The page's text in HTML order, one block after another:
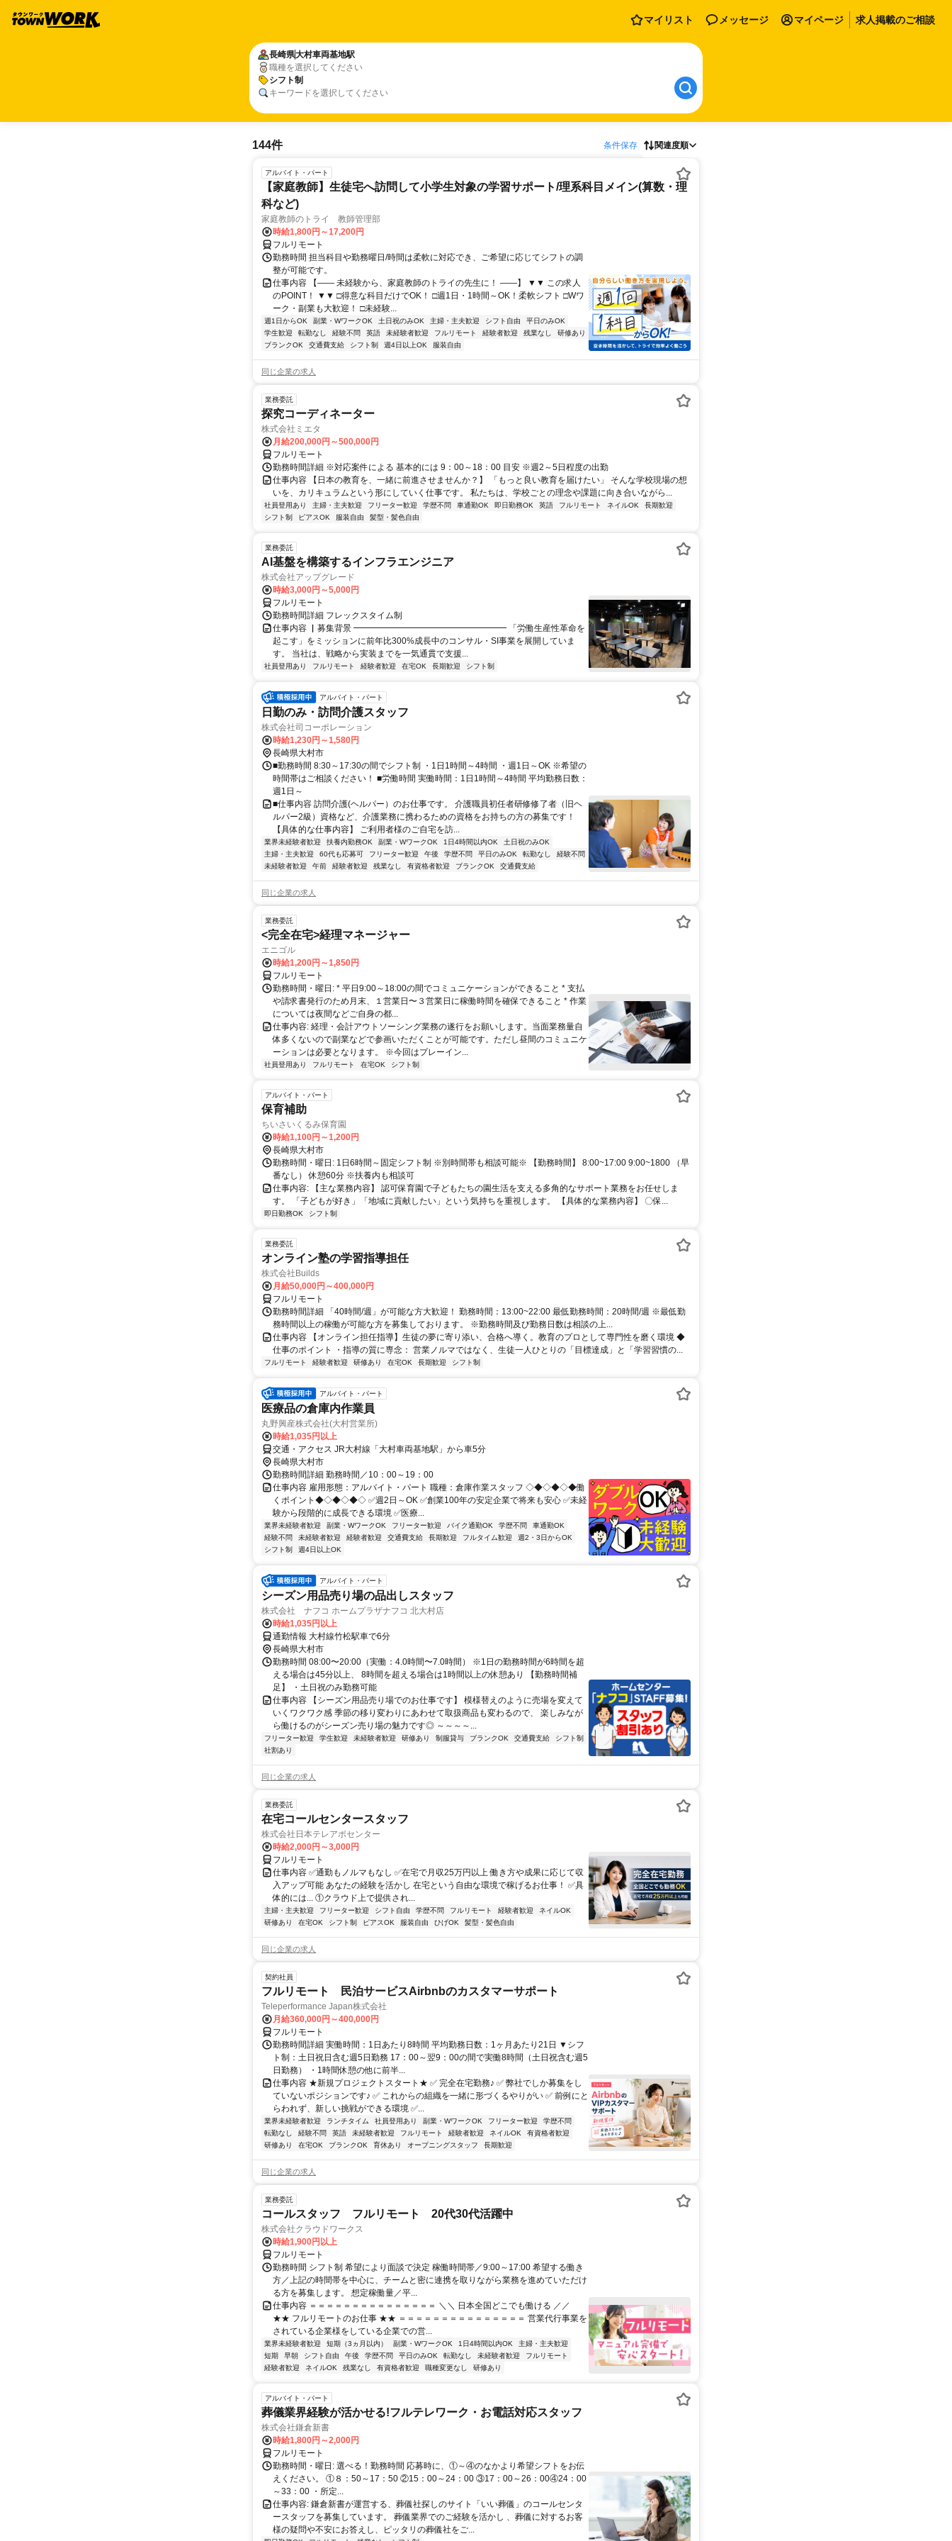
マイリスト メッセージ マイページ 求人掲載のご相談
長崎県大村車両基地駅
職種を選択してください
シフト制
キーワードを選択してください
144件 条件保存 関連度順
アルバイト・パート
【家庭教師】生徒宅へ訪問して小学生対象の学習サポート/理系科目メイン(算数・理
科など)
家庭教師のトライ 教師管理部
時給1,800円～17,200円
フルリモート
勤務時間 担当科目や勤務曜日/時間は柔軟に対応でき、ご希望に応じてシフトの調
整が可能です。
仕事内容 【―― 未経験から、家庭教師のトライの先生に！ ――】 ▼▼ この求人
のPOINT！ ▼▼ □得意な科目だけでOK！ □週1日・1時間～OK！柔軟シフト □Wワ
ーク・副業も大歓迎！ □未経験...
週1日からOK 副業・WワークOK 土日祝のみOK 主婦・主夫歓迎 シフト自由
平日のみOK
学生歓迎
転勤なし 経験不問 英語 未経験者歓迎 フルリモート 経験者歓迎 残業なし
研修あり
ブランクOK
交通費支給 シフト制 週4日以上OK 服装自由
同じ企業の求人
業務委託
探究コーディネーター
株式会社ミエタ
月給200,000円～500,000円
フルリモート
勤務時間詳細 ※対応案件による 基本的には 9：00～18：00 目安 ※週2～5日程度の出勤
仕事内容 【日本の教育を、一緒に前進させませんか？】 「もっと良い教育を届けたい」 そんな学校現場の想
いを、カリキュラムという形にしていく仕事です。 私たちは、学校ごとの理念や課題に向き合いながら...
社員登用あり 主婦・主夫歓迎 フリーター歓迎 学歴不問 車通勤OK 即日勤務OK 英語 フルリモート ネイルOK
長期歓迎
シフト制
ピアスOK 服装自由 髪型・髪色自由
業務委託
AI基盤を構築するインフラエンジニア
株式会社アップグレード
時給3,000円～5,000円
フルリモート
勤務時間詳細 フレックスタイム制
仕事内容 ▏募集背景 ━━━━━━━━━━━━━━━━━━ 「労働生産性革命を
起こす」をミッションに前年比300%成長中のコンサル・SI事業を展開していま
す。 当社は、戦略から実装までを一気通貫で支援...
社員登用あり フルリモート 経験者歓迎 在宅OK 長期歓迎 シフト制
アルバイト・パート
日勤のみ・訪問介護スタッフ
株式会社司コーポレーション
時給1,230円～1,580円
長崎県大村市
■勤務時間 8:30～17:30の間でシフト制 ・1日1時間～4時間 ・週1日～OK ※希望の
時間帯はご相談ください！ ■労働時間 実働時間：1日1時間～4時間 平均勤務日数：
週1日～
■仕事内容 訪問介護(ヘルパー）のお仕事です。 介護職員初任者研修修了者（旧ヘ
ルパー2級）資格など、介護業務に携わるための資格をお持ちの方の募集です！
【具体的な仕事内容】 ご利用者様のご自宅を訪...
業界未経験者歓迎 扶養内勤務OK 副業・WワークOK 1日4時間以内OK
土日祝のみOK
主婦・主夫歓迎
60代も応募可 フリーター歓迎 午後 学歴不問 平日のみOK 転勤なし
経験不問
未経験者歓迎
午前 経験者歓迎 残業なし 有資格者歓迎 ブランクOK 交通費支給
同じ企業の求人
業務委託
<完全在宅>経理マネージャー
エニゴル
時給1,200円～1,850円
フルリモート
勤務時間・曜日: * 平日9:00～18:00の間でコミュニケーションができること * 支払
や請求書発行のため月末、１営業日〜３営業日に稼働時間を確保できること * 作業
については夜間などご自身の都...
仕事内容: 経理・会計アウトソーシング業務の遂行をお願いします。当面業務量自
体多くないので副業などで参画いただくことが可能です。ただし昼間のコミュニケ
ーションは必要となります。 ※今回はプレーイン...
社員登用あり フルリモート 在宅OK シフト制
アルバイト・パート
保育補助
ちいさいくるみ保育園
時給1,100円～1,200円
長崎県大村市
勤務時間・曜日: 1日6時間～固定シフト制 ※別時間帯も相談可能※ 【勤務時間】 8:00~17:00 9:00~1800 （早
番なし） 休憩60分 ※扶養内も相談可
仕事内容: 【主な業務内容】 認可保育園で子どもたちの園生活を支える多角的なサポート業務をお任せしま
す。 「子どもが好き」「地域に貢献したい」という気持ちを重視します。 【具体的な業務内容】 〇保...
即日勤務OK シフト制
業務委託
オンライン塾の学習指導担任
株式会社Builds
月給50,000円～400,000円
フルリモート
勤務時間詳細 「40時間/週」が可能な方大歓迎！ 勤務時間：13:00~22:00 最低勤務時間：20時間/週 ※最低勤
務時間以上の稼働が可能な方を募集しております。 ※勤務時間及び勤務日数は相談の上...
仕事内容 【オンライン担任指導】生徒の夢に寄り添い、合格へ導く。教育のプロとして専門性を磨く環境 ◆
仕事のポイント ・指導の質に専念： 営業ノルマではなく、生徒一人ひとりの「目標達成」と「学習習慣の...
フルリモート 経験者歓迎 研修あり 在宅OK 長期歓迎 シフト制
アルバイト・パート
医療品の倉庫内作業員
丸野興産株式会社(大村営業所)
時給1,035円以上
交通・アクセス JR大村線「大村車両基地駅」から車5分
長崎県大村市
勤務時間詳細 勤務時間／10：00～19：00
仕事内容 雇用形態：アルバイト・パート 職種：倉庫作業スタッフ ◇◆◇◆◇◆働
くポイント◆◇◆◇◆◇ ✅週2日～OK ✅創業100年の安定企業で将来も安心 ✅未経
験から段階的に成長できる環境 ✅医療...
業界未経験者歓迎 副業・WワークOK フリーター歓迎 バイク通勤OK 学歴不問
車通勤OK
経験不問
未経験者歓迎 経験者歓迎 交通費支給 長期歓迎 フルタイム歓迎
週2・3日からOK
シフト制
週4日以上OK
アルバイト・パート
シーズン用品売り場の品出しスタッフ
株式会社 ナフコ ホームプラザナフコ 北大村店
時給1,035円以上
通勤情報 大村線竹松駅車で6分
長崎県大村市
勤務時間 08:00〜20:00（実働：4.0時間〜7.0時間） ※1日の勤務時間が6時間を超
える場合は45分以上、 8時間を超える場合は1時間以上の休憩あり 【勤務時間補
足】 ・土日祝のみ勤務可能
仕事内容 【シーズン用品売り場でのお仕事です】 模様替えのように売場を変えて
いくワクワク感 季節の移り変わりにあわせて取扱商品も変わるので、 楽しみなが
ら働けるのがシーズン売り場の魅力です◎ ～～～～...
フリーター歓迎 学生歓迎 未経験者歓迎 研修あり 制服貸与 ブランクOK 交通費支給
シフト制
社割あり
同じ企業の求人
業務委託
在宅コールセンタースタッフ
株式会社日本テレアポセンター
時給2,000円～3,000円
フルリモート
仕事内容 ✅通勤もノルマもなし ✅在宅で月収25万円以上 働き方や成果に応じて収
入アップ可能 あなたの経験を活かし 在宅という自由な環境で稼げるお仕事！ ✅具
体的には... ①クラウド上で提供され...
主婦・主夫歓迎 フリーター歓迎 シフト自由 学歴不問 フルリモート 経験者歓迎
ネイルOK
研修あり
在宅OK シフト制 ピアスOK 服装自由 ひげOK 髪型・髪色自由
同じ企業の求人
契約社員
フルリモート 民泊サービスAirbnbのカスタマーサポート
Teleperformance Japan株式会社
月給360,000円～400,000円
フルリモート
勤務時間詳細 実働時間：1日あたり8時間 平均勤務日数：1ヶ月あたり21日 ▼シフ
ト制：土日祝日含む週5日勤務 17：00～翌9：00の間で実働8時間（土日祝含む週5
日勤務） ・1時間休憩の他に前半...
仕事内容 ★新規プロジェクトスタート★ ✅ 完全在宅勤務♪ ✅ 弊社でしか募集をし
ていないポジションです♪ ✅ これからの組織を一緒に形づくるやりがい ✅ 前例にと
らわれず、新しい挑戦ができる環境 ✅...
業界未経験者歓迎 ランチタイム 社員登用あり 副業・WワークOK フリーター歓迎
学歴不問
転勤なし
経験不問 英語 未経験者歓迎 フルリモート 経験者歓迎 ネイルOK
有資格者歓迎
研修あり
在宅OK ブランクOK 育休あり オープニングスタッフ 長期歓迎
同じ企業の求人
業務委託
コールスタッフ フルリモート 20代30代活躍中
株式会社クラウドワークス
時給1,900円以上
フルリモート
勤務時間 シフト制 希望により面談で決定 稼働時間帯／9:00～17:00 希望する働き
方／上記の時間帯を中心に、チームと密に連携を取りながら業務を進めていただけ
る方を募集します。 想定稼働量／平...
仕事内容 ＝＝＝＝＝＝＝＝＝＝＝＝＝＝＝ ＼＼ 日本全国どこでも働ける ／／
★★ フルリモートのお仕事 ★★ ＝＝＝＝＝＝＝＝＝＝＝＝＝＝＝ 営業代行事業を
されている企業様をしている企業での営...
業界未経験者歓迎 短期（3ヵ月以内） 副業・WワークOK 1日4時間以内OK
主婦・主夫歓迎
短期
早朝 シフト自由 午後 学歴不問 平日のみOK 転勤なし 未経験者歓迎
フルリモート
経験者歓迎
ネイルOK 残業なし 有資格者歓迎 職種変更なし 研修あり
アルバイト・パート
葬儀業界経験が活かせる!フルテレワーク・お電話対応スタッフ
株式会社鎌倉新書
時給1,800円～2,000円
フルリモート
勤務時間・曜日: 選べる！勤務時間 応募時に、①～④のなかより希望シフトをお伝
えください。 ①８：50～17：50 ②15：00～24：00 ③17：00～26：00④24：00
～33：00 ・所定...
仕事内容: 鎌倉新書が運営する、葬儀社探しのサイト「いい葬儀」のコールセンタ
ースタッフを募集しています。 葬儀業界でのご経験を活かし 、葬儀に対するお客
様の疑問や不安にお答えし、ピッタリの葬儀社をご...